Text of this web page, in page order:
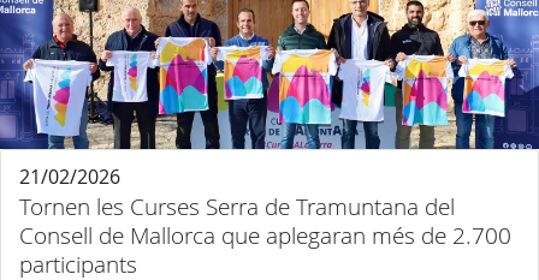
Tornen les Curses Serra de Tramuntana del
Consell de Mallorca que aplegaran més de 2.700
participants
21/02/2026